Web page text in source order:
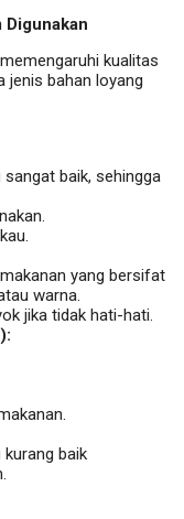
kualitas
jenis bahan loyang
baik, sehingga
yang bersifat
warna.
jika tidak hati-hati.
baik